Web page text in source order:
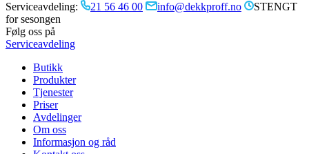
Serviceavdeling: 21 56 46 00 info@dekkproff.no
STENGT
for sesongen
Følg oss på
Serviceavdeling
Butikk
Produkter
Tjenester
Priser
Avdelinger
Om oss
Informasjon og råd